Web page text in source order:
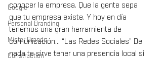
Google
Personal Branding
Mister Brands
Construction
conocer la empresa. Que la gente sepa
que tu empresa existe. Y hoy en día
tenemos una gran herramienta de
comunicación… “Las Redes Sociales” De
nada te sirve tener una presencia local si